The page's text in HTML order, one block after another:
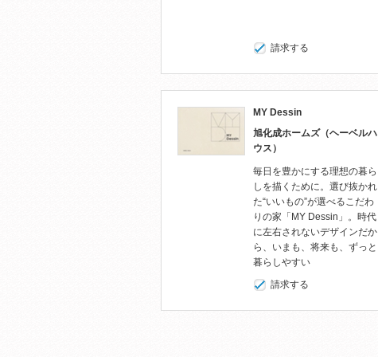
請求する
MY Dessin
旭化成ホームズ（ヘーベルハ
ウス）
毎日を豊かにする理想の暮ら
しを描くために。選び抜かれ
た“いいもの”が選べるこだわ
りの家「MY Dessin」。時代
に左右されないデザインだか
ら、いまも、将来も、ずっと
暮らしやすい
請求する